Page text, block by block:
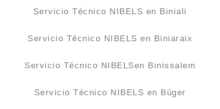
Servicio Técnico NIBELS en Biniali
Servicio Técnico NIBELS en Biniaraix
Servicio Técnico NIBELSen Binissalem
Servicio Técnico NIBELS en Búger